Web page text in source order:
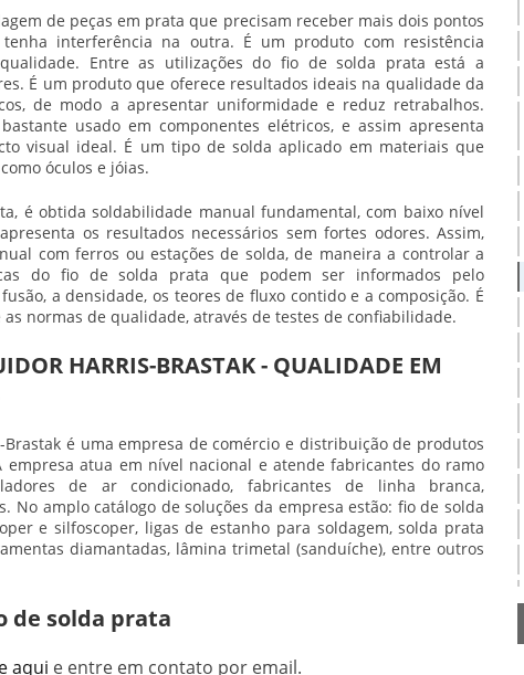
de peças em prata que precisam receber mais dois pontos
interferência na outra. É um produto com resistência
Entre as utilizações do fio de solda prata está a
É um produto que oferece resultados ideais na qualidade da
de modo a apresentar uniformidade e reduz retrabalhos.
usado em componentes elétricos, e assim apresenta
visual ideal. É um tipo de solda aplicado em materiais que
óculos e jóias.
, é obtida soldabilidade manual fundamental, com baixo nível
os resultados necessários sem fortes odores. Assim,
com ferros ou estações de solda, de maneira a controlar a
do fio de solda prata que podem ser informados pelo
a densidade, os teores de fluxo contido e a composição. É
normas de qualidade, através de testes de confiabilidade.
HARRIS-BRASTAK - QUALIDADE EM
é uma empresa de comércio e distribuição de produtos
empresa atua em nível nacional e atende fabricantes do ramo
de ar condicionado, fabricantes de linha branca,
No amplo catálogo de soluções da empresa estão: fio de solda
e silfoscoper, ligas de estanho para soldagem, solda prata
diamantadas, lâmina trimetal (sanduíche), entre outros
de solda prata
aqui e entre em contato por email.